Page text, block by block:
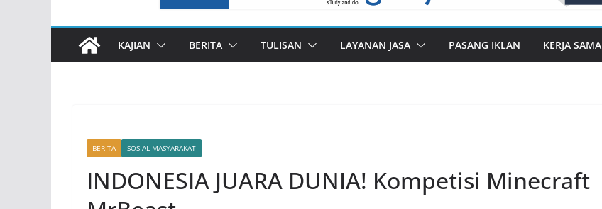
KAJIAN BERITA TULISAN LAYANAN JASA PASANG IKLAN KERJA SAMA
BERITA SOSIAL MASYARAKAT
INDONESIA JUARA DUNIA! Kompetisi Minecraft